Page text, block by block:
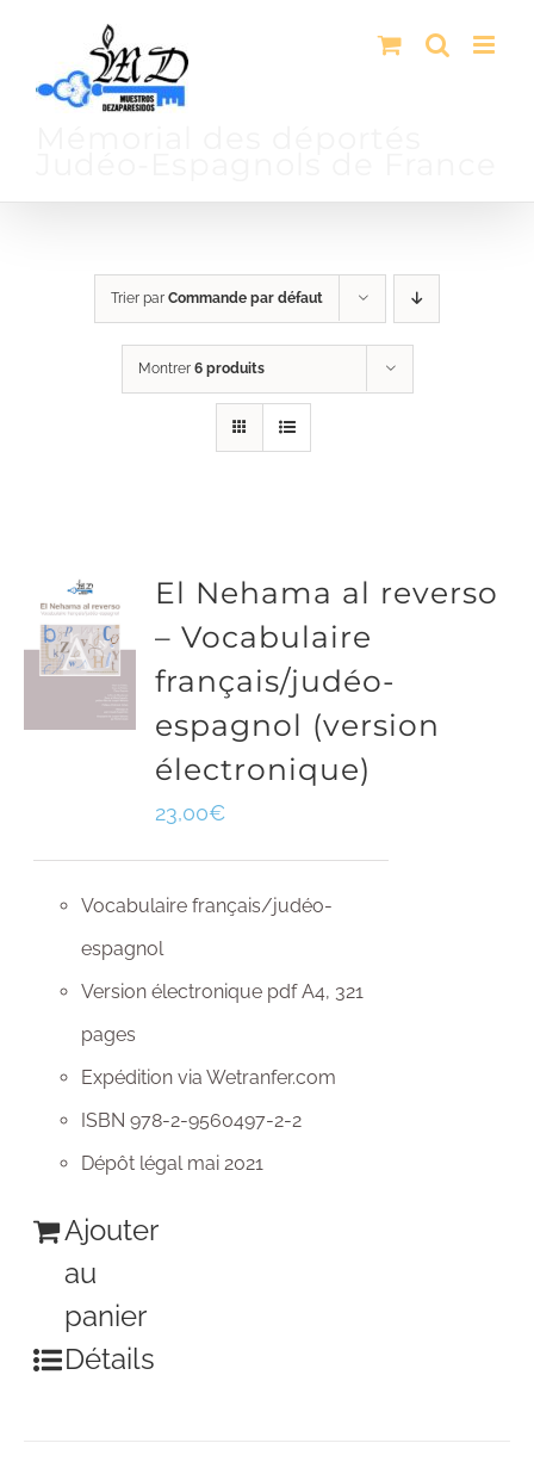
contenu
Trier par Commande par défaut
Montrer 6 produits
El Nehama al reverso
– Vocabulaire
français/judéo-
espagnol (version
électronique)
23,00€
Vocabulaire français/judéo-
espagnol
Version électronique pdf A4, 321
pages
Expédition via Wetranfer.com
ISBN 978-2-9560497-2-2
Dépôt légal mai 2021
Ajouter
au
panier
Détails